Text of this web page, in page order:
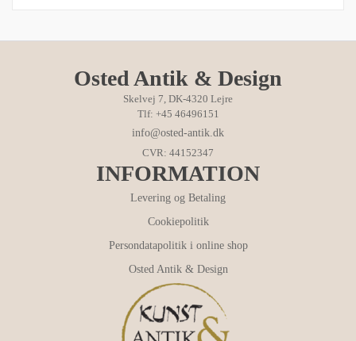
Osted Antik & Design
Skelvej 7, DK-4320 Lejre
Tlf: +45 46496151
info@osted-antik.dk
CVR: 44152347
INFORMATION
Levering og Betaling
Cookiepolitik
Persondatapolitik i online shop
Osted Antik & Design